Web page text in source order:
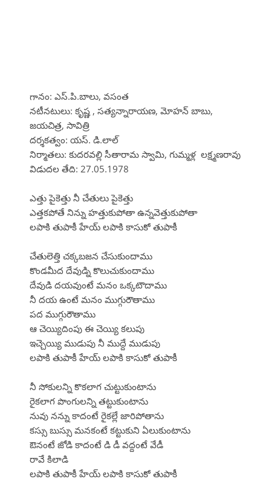
గానం: ఎస్.పి.బాలు, వసంత
నటీనటులు: కృష్ణ , సత్యన్నారాయణ, మోహన్ బాబు,
జయచిత్ర, సావిత్రి
దర్శకత్వం: యస్. డి.లాల్
నిర్మాతలు: కుదరవల్లి సీతారామ స్వామి, గుమ్మళ్ల లక్ష్మణరావు
విడుదల తేది: 27.05.1978
ఎత్తు పైకెత్తు నీ చేతులు పైకెత్తు
ఎత్తకపోతే నిన్ను హత్తుకుపోతా ఉన్నవెత్తుకుపోతా
లపాకి తుపాకీ హేయ్ లపాకి కాసుకో తుపాకీ
చేతులెత్తి చక్కబజన చేసుకుందాము
కొండమీద దేవుడ్ని కొలుచుకుందాము
దేవుడి దయవుంటే మనం ఒక్కటౌదాము
నీ దయ ఉంటే మనం ముగ్గురౌతాము
పద ముగ్గురౌతాము
ఆ చెయ్యిదింపు ఈ చెయ్యి కలుపు
ఇచ్చెయ్యి ముడుపు నీ ముద్దే ముడుపు
లపాకి తుపాకీ హేయ్ లపాకి కాసుకో తుపాకీ
నీ సోకులన్ని కొకలాగ చుట్టుకుంటాను
రైకలాగ పొంగులన్ని తట్టుకుంటాను
నువు నన్ను కాదంటే రైకల్లే జారిపోతాను
కస్సు బుస్సు మనకంటే కట్టుకుని ఏలుకుంటాను
ఔనంటే జోడి కాదంటే డి డీ వద్దంటే వేడీ
రావే కిలాడి
లపాకి తుపాకీ హేయ్ లపాకి కాసుకో తుపాకీ